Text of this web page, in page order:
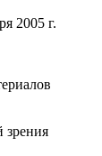
2005 г.
зрения